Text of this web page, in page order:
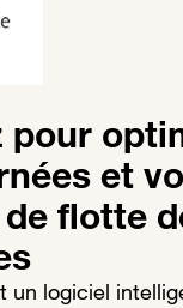
pour
et
flotte
un logiciel